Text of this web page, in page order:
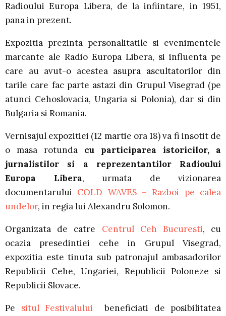
Radioului Europa Libera, de la infiintare, in 1951,
pana in prezent.
Expozitia prezinta personalitatile si evenimentele
marcante ale Radio Europa Libera, si influenta pe
care au avut-o acestea asupra ascultatorilor din
tarile care fac parte astazi din Grupul Visegrad (pe
atunci Cehoslovacia, Ungaria si Polonia), dar si din
Bulgaria si Romania.
Vernisajul expozitiei (12 martie ora 18) va fi insotit de
o masa rotunda cu participarea istoricilor, a
jurnalistilor si a reprezentantilor Radioului
Europa Libera, urmata de vizionarea
documentarului COLD WAVES – Razboi pe calea
undelor, in regia lui Alexandru Solomon.
Organizata de catre Centrul Ceh Bucuresti, cu
ocazia presedintiei cehe in Grupul Visegrad,
expozitia este tinuta sub patronajul ambasadorilor
Republicii Cehe, Ungariei, Republicii Poloneze si
Republicii Slovace.
Pe situl Festivalului beneficiati de posibilitatea